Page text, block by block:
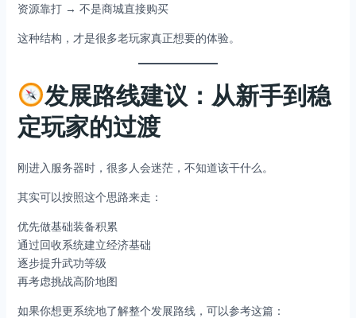
资源靠打 → 不是商城直接购买
这种结构，才是很多老玩家真正想要的体验。
发展路线建议：从新手到稳
定玩家的过渡
刚进入服务器时，很多人会迷茫，不知道该干什么。
其实可以按照这个思路来走：
优先做基础装备积累
通过回收系统建立经济基础
逐步提升武功等级
再考虑挑战高阶地图
如果你想更系统地了解整个发展路线，可以参考这篇：